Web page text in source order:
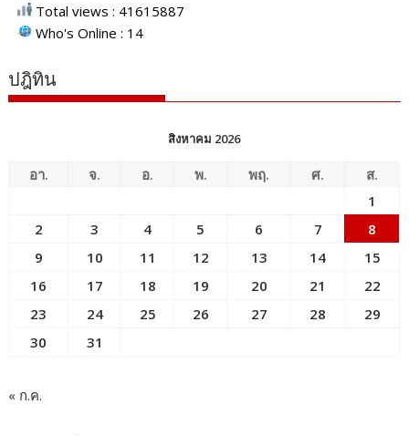
Total views : 41615887
Who's Online : 14
ปฎิทิน
สิงหาคม 2026
อา. จ. อ. พ. พฤ. ศ.
ส.
1
2
3 4 5 6 7
8
9
10 11 12 13 14
15
16
17 18 19 20 21
22
23
24 25 26 27 28
29
30
31
« ก.ค.